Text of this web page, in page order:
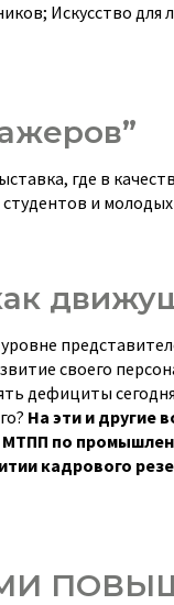
Искусство для
где в
и
своего
дефициты
На эти и другие
по
кадрового